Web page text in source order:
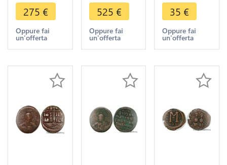
Tetradrachme
Alexander
III Great
336-323 BC
275 €
Oppure fai
un'offerta
Romain
Constantin
VII 921 931
Silver -> M
525 €
Oppure fai
un'offerta
Chr
decanummium.
Antiochia
Theoupolis
35 €
Oppure fai
un'offerta